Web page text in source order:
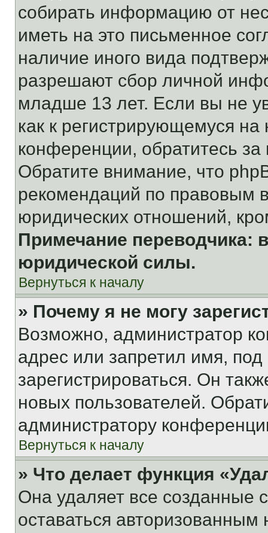
собирать информацию от
иметь на это письменное
наличие иного вида
разрешают сбор личной
младше 13 лет. Если вы не
как к регистрирующемуся
конференции, обратитесь
Обратите внимание, что
рекомендаций по правовым
юридических отношений,
Примечание переводчика:
юридической силы.
Вернуться к началу
» Почему я не могу
Возможно, администратор
адрес или запретил имя,
зарегистрироваться. Он
новых пользователей.
администратору
Вернуться к началу
» Что делает функция
Она удаляет все созданные
оставаться